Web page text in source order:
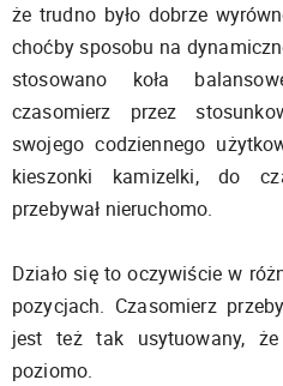
że trudno było dobrze
choćby sposobu na
stosowano koła
czasomierz przez
swojego codziennego
kieszonki kamizelki, do
przebywał nieruchomo.
Działo się to oczywiście w
pozycjach. Czasomierz
jest też tak usytuowany,
poziomo.